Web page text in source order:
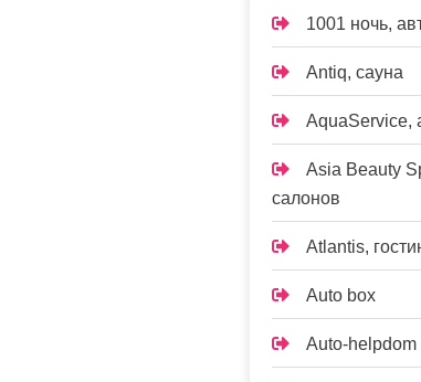
1001 ночь,
Antiq, сауна
AquaService,
Asia Beauty
салонов
Atlantis,
Auto box
Auto-helpdom